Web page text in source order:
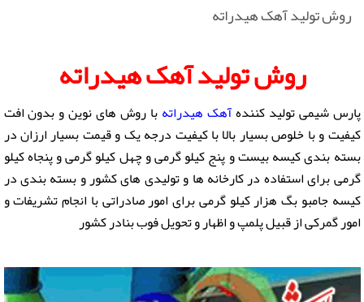
روش تولید آهک هیدراته
روش تولید آهک هیدراته
پارس شیمی تولید کنندهآهک هیدراتهبا روش های نوین و بدون افت
کیفیت و با خلوص بسیار بالا با کیفیت درجه یک و قیمت بسیار ارزان در
بسته بندی کیسه بیست و پنج کیلو گرمی و چهل کیلو گرمی و پنجاه کیلو
گرمی برای استفاده در کارخانه ها و تولیدی های کشور و بسته بندی در
کیسه جامبو بگ هزار کیلو گرمی برای امور صادراتی با انجام تشریفات و
امور گمرکی از قبیل پلمپ و اظهار و تحویل فوب بنادر کشور